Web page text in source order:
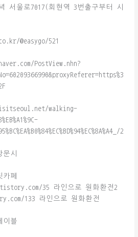
서울로7017(회현역 3번출구부터 시
@easygo/521
PostView.nhn?
walking-
2
시
페
35 라인으로 원화환전2
133 라인으로 원화환전
이블